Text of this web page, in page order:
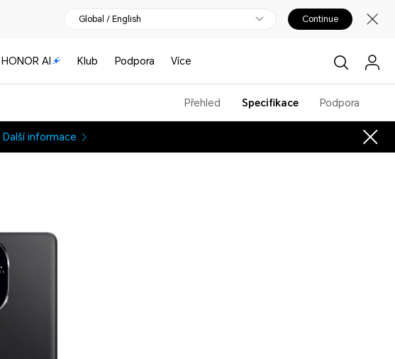
Global / English Continue
HONOR AI Klub Podpora Více
Přehled Specifikace Podpora
Další informace